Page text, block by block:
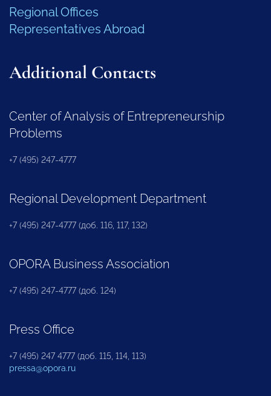
Regional Offices
Representatives Abroad
Additional Contacts
Center of Analysis of Entrepreneurship
Problems
+7 (495) 247-4777
Regional Development Department
+7 (495) 247-4777 (доб. 116, 117, 132)
OPORA Business Association
+7 (495) 247-4777 (доб. 124)
Press Office
+7 (495) 247 4777 (доб. 115, 114, 113)
pressa@opora.ru